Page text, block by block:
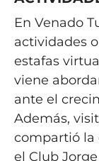
En Venado
actividades
estafas
viene
ante el
Además,
compartió la
el Club